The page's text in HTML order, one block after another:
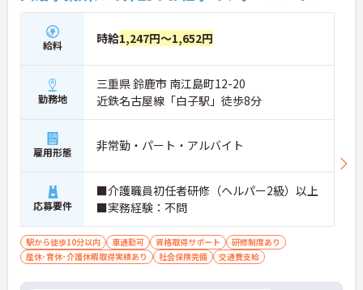
給料 時給1,247円～1,652円
勤務地
三重県 鈴鹿市 南江島町12-20
近鉄名古屋線「白子駅」徒歩8分
雇用形態 非常勤・パート・アルバイト
応募要件
■介護職員初任者研修（ヘルパー2級）以上
■実務経験：不問
駅から徒歩10分以内 車通勤可 資格取得サポート
研修制度あり
産休･育休･介護休暇取得実績あり
社会保険完備 交通費支給